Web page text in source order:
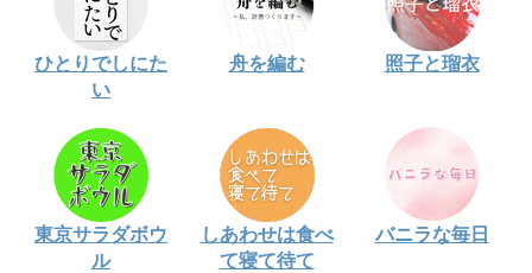
ひとりでしにた
い
舟を編む 照子と瑠衣
東京サラダボウ
ル
しあわせは食べ
て寝て待て
バニラな毎日